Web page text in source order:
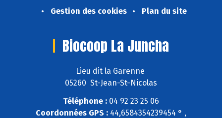
Gestion des cookies
Plan du site
Biocoop La Juncha
Lieu dit la Garenne
05260 St-Jean-St-Nicolas
Téléphone : 04 92 23 25 06
Coordonnées GPS : 44,6584354239454 ° ,